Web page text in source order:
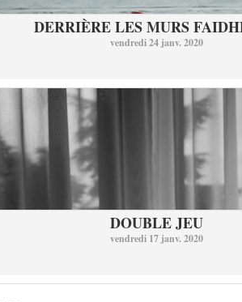
DERRIÈRE LES MURS
vendredi 24 janv. 2020
DOUBLE JEU
vendredi 17 janv. 2020